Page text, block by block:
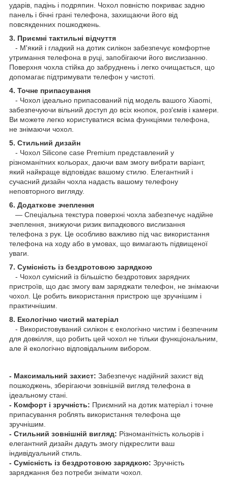
ударів, падінь і подряпин. Чохол повністю покриває задню
панель і бічні грані телефона, захищаючи його від
повсякденних пошкоджень.
3. Приємні тактильні відчуття
- М'який і гладкий на дотик силікон забезпечує комфортне
утримання телефона в руці, запобігаючи його вислизанню.
Поверхня чохла стійка до забруднень і легко очищається, що
допомагає підтримувати телефон у чистоті.
4. Точне припасування
- Чохол ідеально припасований під модель вашого Xiaomi,
забезпечуючи вільний доступ до всіх кнопок, роз'ємів і камери.
Ви можете легко користуватися всіма функціями телефона,
не знімаючи чохол.
5. Стильний дизайн
- Чохол Silicone case Premium представлений у
різноманітних кольорах, даючи вам змогу вибрати варіант,
який найкраще відповідає вашому стилю. Елегантний і
сучасний дизайн чохла надасть вашому телефону
неповторного вигляду.
6. Додаткове зчеплення
— Спеціальна текстура поверхні чохла забезпечує надійне
зчеплення, знижуючи ризик випадкового вислизання
телефона з рук. Це особливо важливо під час використання
телефона на ходу або в умовах, що вимагають підвищеної
уваги.
7. Сумісність із бездротовою зарядкою
- Чохол сумісний із більшістю бездротових зарядних
пристроїв, що дає змогу вам заряджати телефон, не знімаючи
чохол. Це робить використання пристрою ще зручнішим і
практичнішим.
8. Екологічно чистий матеріал
- Використовуваний силікон є екологічно чистим і безпечним
для довкілля, що робить цей чохол не тільки функціональним,
але й екологічно відповідальним вибором.
- Максимальний захист: Забезпечує надійний захист від
пошкоджень, зберігаючи зовнішній вигляд телефона в
ідеальному стані.
- Комфорт і зручність: Приємний на дотик матеріал і точне
припасування роблять використання телефона ще
зручнішим.
- Стильний зовнішній вигляд: Різноманітність кольорів і
елегантний дизайн дадуть змогу підкреслити ваш
індивідуальний стиль.
- Сумісність із бездротовою зарядкою: Зручність
заряджання без потреби знімати чохол.